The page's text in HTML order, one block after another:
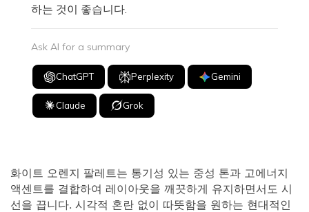
하는 것이 좋습니다.
Ask AI for a summary
ChatGPT Perplexity Gemini
Claude Grok
화이트 오렌지 팔레트는 통기성 있는 중성 톤과 고에너지
액센트를 결합하여 레이아웃을 깨끗하게 유지하면서도 시
선을 끕니다. 시각적 혼란 없이 따뜻함을 원하는 현대적인